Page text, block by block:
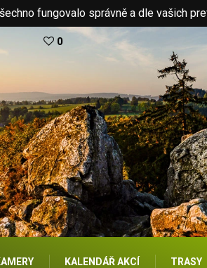
fungovalo správně a dle vašich
0
KALENDÁŘ AKCÍ TRASY